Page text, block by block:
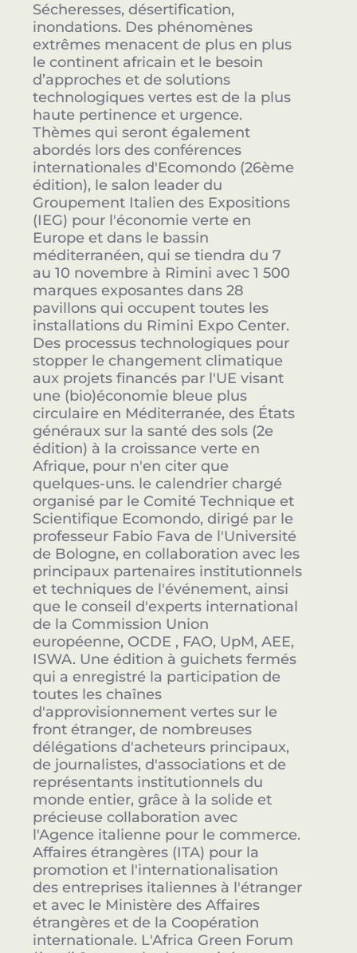
Sécheresses, désertification,
inondations. Des phénomènes
extrêmes menacent de plus en plus
le continent africain et le besoin
d’approches et de solutions
technologiques vertes est de la plus
haute pertinence et urgence.
Thèmes qui seront également
abordés lors des conférences
internationales d'Ecomondo (26ème
édition), le salon leader du
Groupement Italien des Expositions
(IEG) pour l'économie verte en
Europe et dans le bassin
méditerranéen, qui se tiendra du 7
au 10 novembre à Rimini avec 1 500
marques exposantes dans 28
pavillons qui occupent toutes les
installations du Rimini Expo Center.
Des processus technologiques pour
stopper le changement climatique
aux projets financés par l'UE visant
une (bio)économie bleue plus
circulaire en Méditerranée, des États
généraux sur la santé des sols (2e
édition) à la croissance verte en
Afrique, pour n'en citer que
quelques-uns. le calendrier chargé
organisé par le Comité Technique et
Scientifique Ecomondo, dirigé par le
professeur Fabio Fava de l'Université
de Bologne, en collaboration avec les
principaux partenaires institutionnels
et techniques de l'événement, ainsi
que le conseil d'experts international
de la Commission Union
européenne, OCDE , FAO, UpM, AEE,
ISWA. Une édition à guichets fermés
qui a enregistré la participation de
toutes les chaînes
d'approvisionnement vertes sur le
front étranger, de nombreuses
délégations d'acheteurs principaux,
de journalistes, d'associations et de
représentants institutionnels du
monde entier, grâce à la solide et
précieuse collaboration avec
l'Agence italienne pour le commerce.
Affaires étrangères (ITA) pour la
promotion et l'internationalisation
des entreprises italiennes à l'étranger
et avec le Ministère des Affaires
étrangères et de la Coopération
internationale. L'Africa Green Forum